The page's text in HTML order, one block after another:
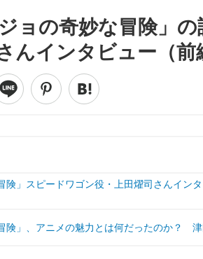
ョの奇妙な冒険」
インタビュー（前
険」スピードワゴン役・上田燿司さんイ
険」、アニメの魅力とは何だったのか？